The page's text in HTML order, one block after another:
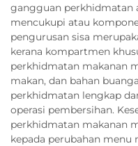
gangguan perkhidmatan
mencukupi atau
pengurusan sisa
kerana kompartmen
perkhidmatan makanan
makan, dan bahan
perkhidmatan lengkap
operasi pembersihan.
perkhidmatan makanan
kepada perubahan